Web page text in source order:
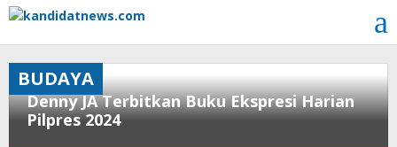
Lewati
konten
Denny JA Terbitkan Buku Ekspresi Harian
Pilpres 2024
BUDAYA